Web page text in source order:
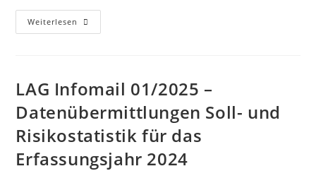
Weiterlesen
LAG Infomail 01/2025 –
Datenübermittlungen Soll- und
Risikostatistik für das
Erfassungsjahr 2024